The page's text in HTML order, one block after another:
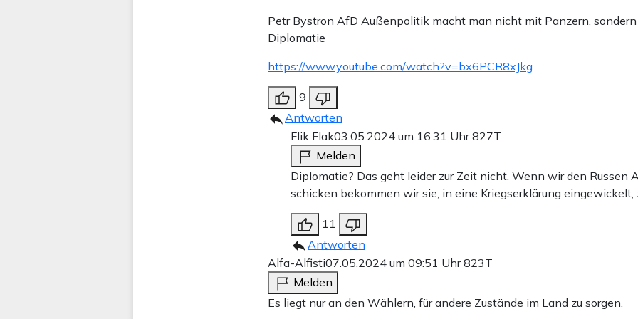
Petr Bystron AfD Außenpolitik macht man nicht mit Panzern,
Diplomatie
https://www.youtube.com/watch?v=bx6PCR8xJkg
9
Antworten
Flik Flak03.05.2024 um 16:31 Uhr827T
Melden
Diplomatie? Das geht leider zur Zeit nicht. Wenn wir den Russen
schicken bekommen wir sie, in eine Kriegserklärung eingewickelt,
11
Antworten
Alfa-Alfisti07.05.2024 um 09:51 Uhr823T
Melden
Es liegt nur an den Wählern, für andere Zustände im Land zu sorgen.